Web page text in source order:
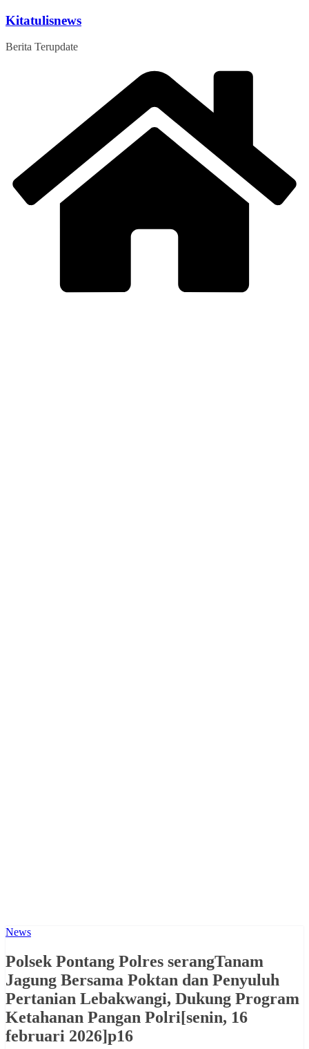
Skip
content
Kitatulisnews
Berita Terupdate
News
Polsek Pontang Polres serangTanam
Jagung Bersama Poktan dan Penyuluh
Pertanian Lebakwangi, Dukung Program
Ketahanan Pangan Polri[senin, 16
februari 2026]p16